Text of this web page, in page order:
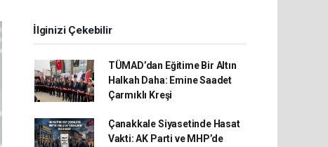
İlginizi Çekebilir
TÜMAD’dan Eğitime Bir Altın
Halkah Daha: Emine Saadet
Çarmıklı Kreşi
Çanakkale Siyasetinde Hasat
Vakti: AK Parti ve MHP’de